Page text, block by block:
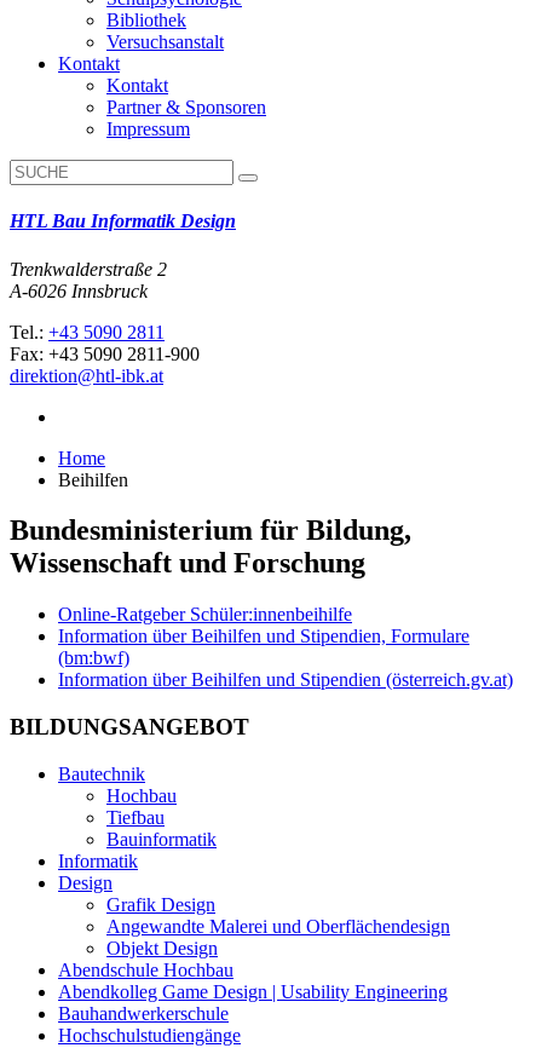
Bibliothek
Versuchsanstalt
Kontakt
Kontakt
Partner & Sponsoren
Impressum
HTL Bau Informatik Design
Trenkwalderstraße 2
A-6026 Innsbruck
Tel.: +43 5090 2811
Fax: +43 5090 2811-900
direktion@htl-ibk.at
Home
Beihilfen
Bundesministerium für Bildung,
Wissenschaft und Forschung
Online-Ratgeber Schüler:innenbeihilfe
Information über Beihilfen und Stipendien, Formulare
(bm:bwf)
Information über Beihilfen und Stipendien (österreich.gv.at)
BILDUNGSANGEBOT
Bautechnik
Hochbau
Tiefbau
Bauinformatik
Informatik
Design
Grafik Design
Angewandte Malerei und Oberflächendesign
Objekt Design
Abendschule Hochbau
Abendkolleg Game Design | Usability Engineering
Bauhandwerkerschule
Hochschulstudiengänge